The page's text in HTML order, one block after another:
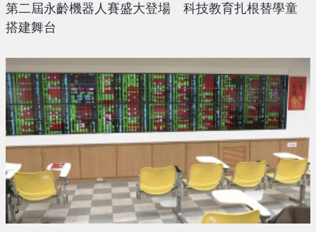
第二屆永齡機器人賽盛大登場 科技教育扎根替學童
搭建舞台